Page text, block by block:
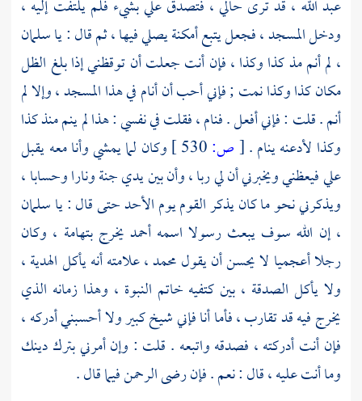
عبد الله ، قد ترى حالي ، فتصدق علي بشيء فلم يلتفت إليه ،
ودخل المسجد ، فجعل يتبع أمكنة يصلي فيها ، ثم قال : ياسلمان
، لم أنم مذ كذا وكذا ، فإن أنت جعلت أن توقظني إذا بلغ الظل
مكان كذا وكذا نمت ; فإني أحب أن أنام في هذا المسجد ، وإلا لم
أنم . قلت : فإني أفعل . فنام ، فقلت في نفسي : هذا لم ينم منذ كذا
وكذا لأدعنه ينام .[ص:
وكان لما يمشي وأنا معه يقبل
علي فيعظني ويخبرني أن لي ربا ، وأن بين يدي جنة ونارا وحسابا ،
ويذكرني نحو ما كان يذكر القوم يوم الأحد حتى قال : ياسلمان
، إن الله سوف يبعث رسولا اسمهأحمد يخرجبتهامة ، وكان
رجلا أعجميا لا يحسن أن يقولمحمد، علامته أنه يأكل الهدية ،
ولا يأكل الصدقة ، بين كتفيه خاتم النبوة ، وهذا زمانه الذي
يخرج فيه قد تقارب ، فأما أنا فإني شيخ كبير ولا أحسبني أدركه ،
فإن أنت أدركته ، فصدقه واتبعه . قلت : وإن أمرني بترك دينك
وما أنت عليه ، قال : نعم . فإن رضى الرحمن فيما قال .